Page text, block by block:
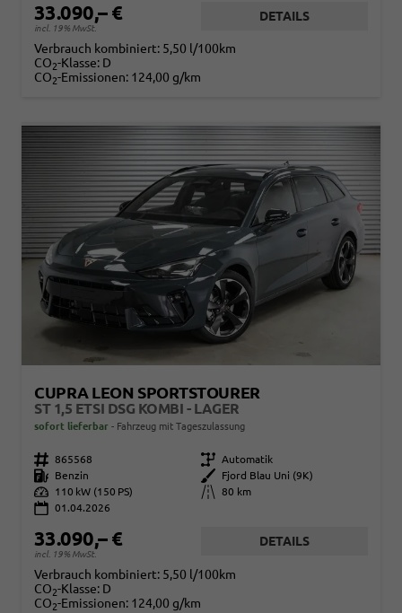
33.090,– €
incl. 19% MwSt.
DETAILS
Verbrauch kombiniert: 5,50 l/100km
CO2-Klasse: D
CO2-Emissionen: 124,00 g/km
CUPRA LEON SPORTSTOURER
ST 1,5 ETSI DSG KOMBI - LAGER
sofort lieferbar Fahrzeug mit Tageszulassung
Fahrzeugnr. 865568 Getriebe Automatik
Kraftstoff
Benzin Außenfarbe
Fjord Blau Uni (9K)
Leistung
110 kW (150 PS) Kilometerstand
80 km
01.04.2026
33.090,– €
incl. 19% MwSt.
DETAILS
Verbrauch kombiniert: 5,50 l/100km
CO2-Klasse: D
CO2-Emissionen: 124,00 g/km